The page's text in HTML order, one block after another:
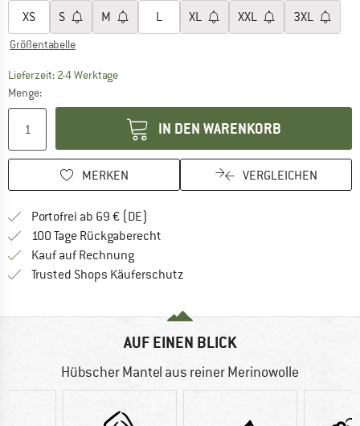
XS S M L XL XXL 3XL
Größentabelle
Lieferzeit: 2-4 WerktageDer Link öffnet sich in einer Infobox und
Menge:
IN DEN WARENKORB
MERKEN VERGLEICHEN
Portofrei ab 69 € (DE)
100 Tage Rückgaberecht
Kauf auf RechnungFinde die Zahlungs-Infos hier! Öffnet
Trusted Shops Käuferschutz
AUF EINEN BLICK
Hübscher Mantel aus reiner Merinowolle